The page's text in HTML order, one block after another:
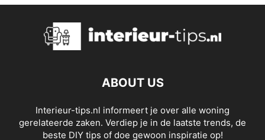
ABOUT US
Interieur-tips.nl informeert je over alle woning
gerelateerde zaken. Verdiep je in de laatste trends, de
beste DIY tips of doe gewoon inspiratie op!